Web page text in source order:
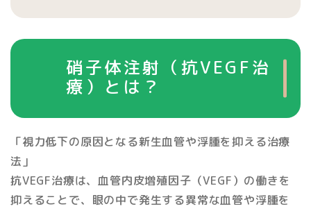
硝子体注射（抗VEGF治
療）とは？
「視力低下の原因となる新生血管や浮腫を抑える治療
法」
抗VEGF治療は、血管内皮増殖因子（VEGF）の働きを
抑えることで、眼の中で発生する異常な血管や浮腫を